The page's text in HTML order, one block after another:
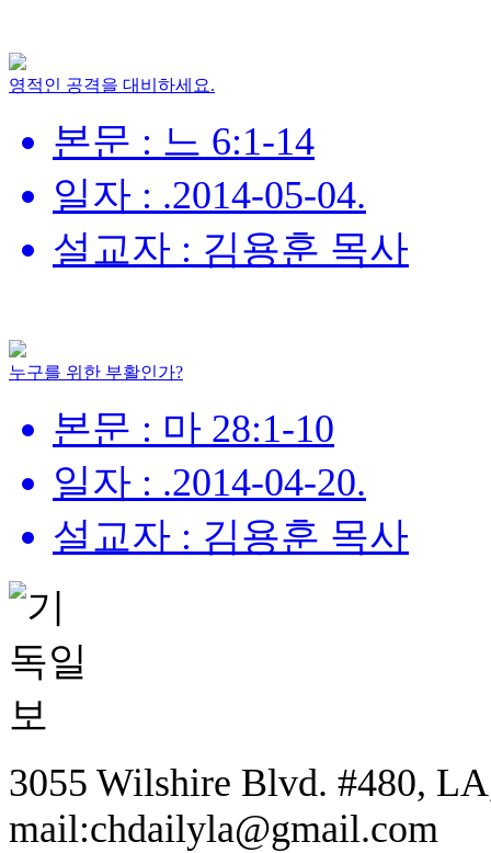
영적인 공격을 대비하세요.
본문 : 느 6:1-14
일자 : .2014-05-04.
설교자 : 김용훈 목사
누구를 위한 부활인가?
본문 : 마 28:1-10
일자 : .2014-04-20.
설교자 : 김용훈 목사
3055 Wilshire Blvd. #480,
mail:chdailyla@gmail.com